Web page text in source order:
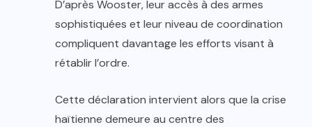
D’après Wooster, leur accès à des armes
sophistiquées et leur niveau de coordination
compliquent davantage les efforts visant à
rétablir l’ordre.
Cette déclaration intervient alors que la crise
haïtienne demeure au centre des